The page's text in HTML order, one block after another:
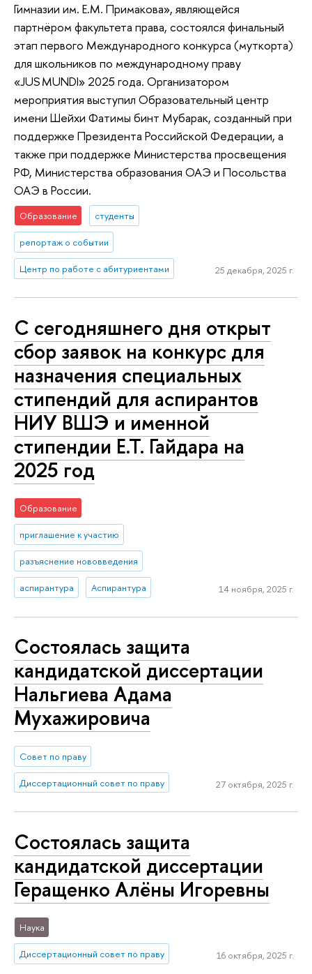
Гимназии им. Е.М. Примакова», являющейся
партнёром факультета права, состоялся финальный
этап первого Международного конкурса (муткорта)
для школьников по международному праву
«JUS MUNDI» 2025 года. Организатором
мероприятия выступил Образовательный центр
имени Шейхи Фатимы бинт Мубарак, созданный при
поддержке Президента Российской Федерации, а
также при поддержке Министерства просвещения
РФ, Министерства образования ОАЭ и Посольства
ОАЭ в России.
Образование студенты
репортаж о событии
Центр по работе с абитуриентами 25 декабря, 2025 г.
С сегодняшнего дня открыт
сбор заявок на конкурс для
назначения специальных
стипендий для аспирантов
НИУ ВШЭ и именной
стипендии Е.Т. Гайдара на
2025 год
Образование
приглашение к участию
разъяснение нововведения
аспирантура Аспирантура 14 ноября, 2025 г.
Состоялась защита
кандидатской диссертации
Нальгиева Адама
Мухажировича
Совет по праву
Диссертационный совет по праву 27 октября, 2025 г.
Состоялась защита
кандидатской диссертации
Геращенко Алёны Игоревны
Наука
Диссертационный совет по праву 16 октября, 2025 г.